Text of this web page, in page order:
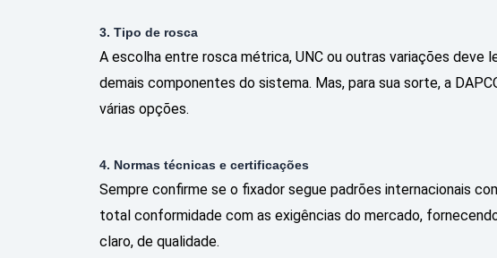
3. Tipo de rosca
A escolha entre rosca métrica, UNC ou outras variações deve
demais componentes do sistema. Mas, para sua sorte, a
várias opções.
4. Normas técnicas e certificações
Sempre confirme se o fixador segue padrões internacionais
total conformidade com as exigências do mercado,
claro, de qualidade.